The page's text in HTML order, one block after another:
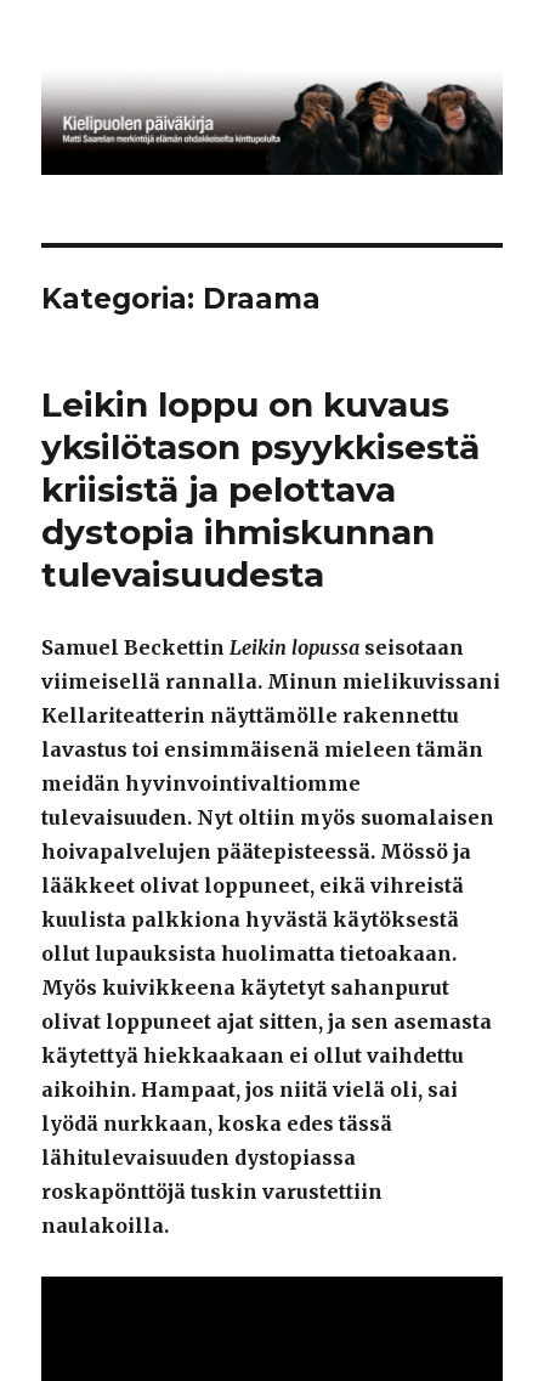
Kategoria: Draama
Leikin loppu on kuvaus
yksilötason psyykkisestä
kriisistä ja pelottava
dystopia ihmiskunnan
tulevaisuudesta
Samuel BeckettinLeikin lopussa seisotaan
viimeisellä rannalla. Minun mielikuvissani
Kellariteatterin näyttämölle rakennettu
lavastus toi ensimmäisenä mieleen tämän
meidän hyvinvointivaltiomme
tulevaisuuden. Nyt oltiin myös suomalaisen
hoivapalvelujen päätepisteessä. Mössö ja
lääkkeet olivat loppuneet, eikä vihreistä
kuulista palkkiona hyvästä käytöksestä
ollut lupauksista huolimatta tietoakaan.
Myös kuivikkeena käytetyt sahanpurut
olivat loppuneet ajat sitten, ja sen asemasta
käytettyä hiekkaakaan ei ollut vaihdettu
aikoihin. Hampaat, jos niitä vielä oli, sai
lyödä nurkkaan, koska edes tässä
lähitulevaisuuden dystopiassa
roskapönttöjä tuskin varustettiin
naulakoilla.